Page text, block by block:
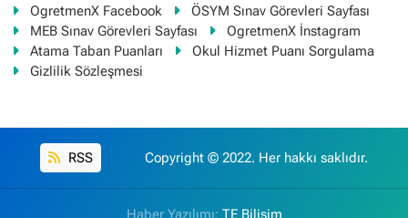
OgretmenX Facebook
ÖSYM Sınav Görevleri Sayfası
MEB Sınav Görevleri Sayfası
OgretmenX İnstagram
Atama Taban Puanları
Okul Hizmet Puanı Sorgulama
Gizlilik Sözleşmesi
RSS Copyright © 2022. Her hakkı saklıdır.
Haber Yazılımı: TE Bilişim